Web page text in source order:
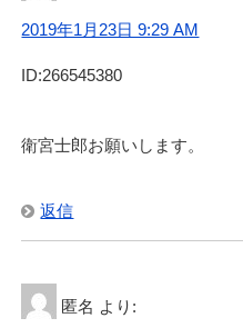
2019年1月23日 9:29 AM
ID:266545380
衛宮士郎お願いします。
返信
匿名 より: